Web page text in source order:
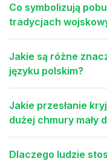
Co symbolizują
tradycjach
Jakie są różne
języku polskim?
Jakie przesłanie
dużej chmury mały
Dlaczego ludzie